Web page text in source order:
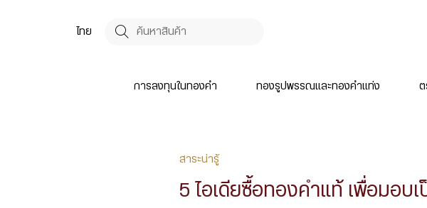
ไทย
การลงทุนในทองคำ ทองรูปพรรณและทองคำแท่ง ต
สาระน่ารู้
5 ไอเดียซื้อทองคำแท้ เพื่อมอบ